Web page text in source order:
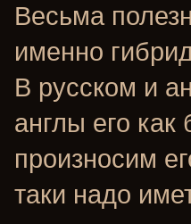
Весьма
именно
В русском и
англы его
произносим
таки надо